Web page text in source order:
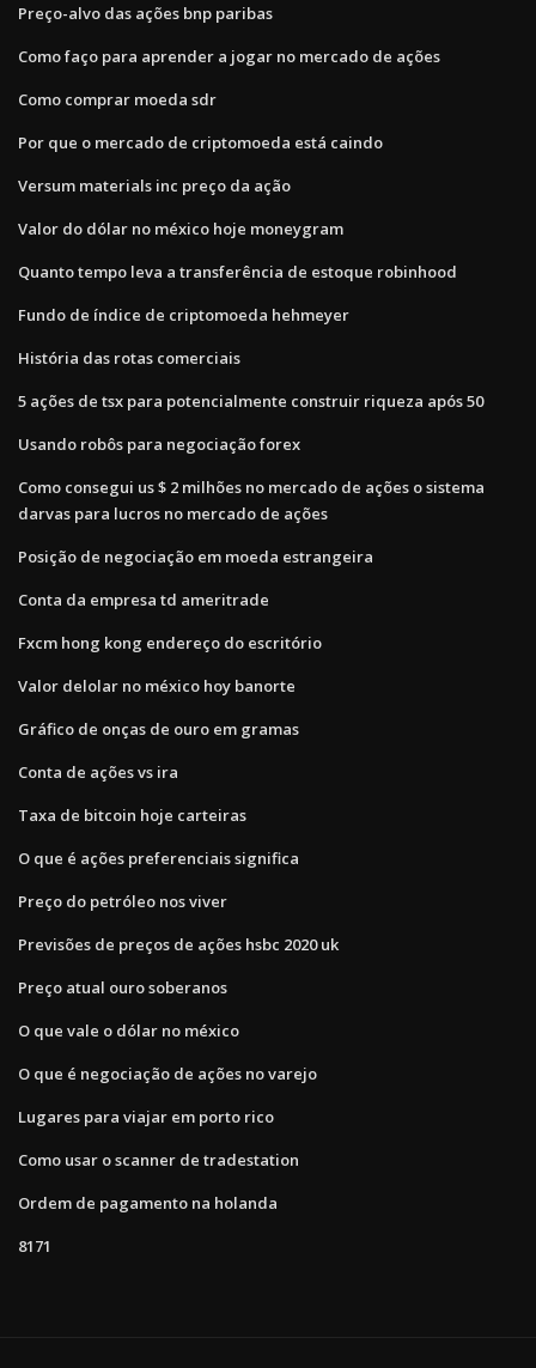
Preço-alvo das ações bnp paribas
Como faço para aprender a jogar no mercado de ações
Como comprar moeda sdr
Por que o mercado de criptomoeda está caindo
Versum materials inc preço da ação
Valor do dólar no méxico hoje moneygram
Quanto tempo leva a transferência de estoque robinhood
Fundo de índice de criptomoeda hehmeyer
História das rotas comerciais
5 ações de tsx para potencialmente construir riqueza após 50
Usando robôs para negociação forex
Como consegui us $ 2 milhões no mercado de ações o sistema
darvas para lucros no mercado de ações
Posição de negociação em moeda estrangeira
Conta da empresa td ameritrade
Fxcm hong kong endereço do escritório
Valor delolar no méxico hoy banorte
Gráfico de onças de ouro em gramas
Conta de ações vs ira
Taxa de bitcoin hoje carteiras
O que é ações preferenciais significa
Preço do petróleo nos viver
Previsões de preços de ações hsbc 2020 uk
Preço atual ouro soberanos
O que vale o dólar no méxico
O que é negociação de ações no varejo
Lugares para viajar em porto rico
Como usar o scanner de tradestation
Ordem de pagamento na holanda
8171